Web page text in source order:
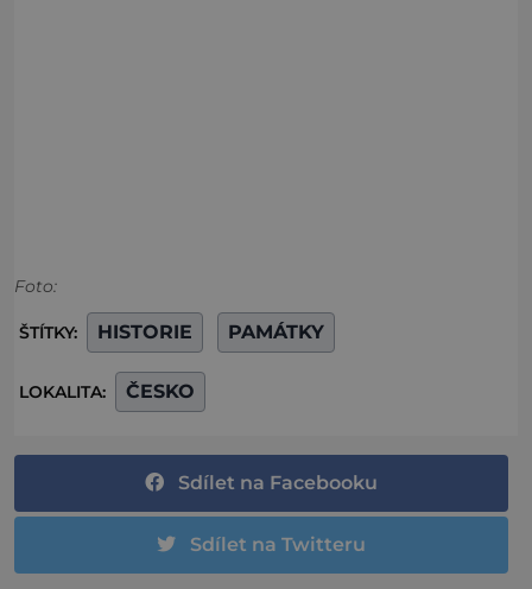
Foto:
ŠTÍTKY: HISTORIE PAMÁTKY
LOKALITA: ČESKO
Sdílet na Facebooku
Sdílet na Twitteru